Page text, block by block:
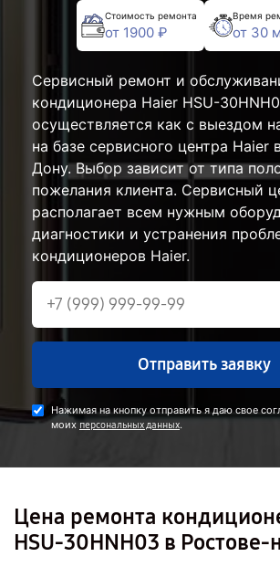
Стоимость ремонта
от 1900 ₽
Время
от 30
Сервисный ремонт и
кондиционера Haier HSU-
осуществляется как с выездом
на базе сервисного центра Haier
Дону. Выбор зависит от типа
пожелания клиента. Сервисный
располагает всем нужным
диагностики и устранения
кондиционеров Haier.
Отправить заявку
Нажимая на кнопку отправить я даю свое
моих персональных данных.
Цена ремонта
HSU-30HNH03 в